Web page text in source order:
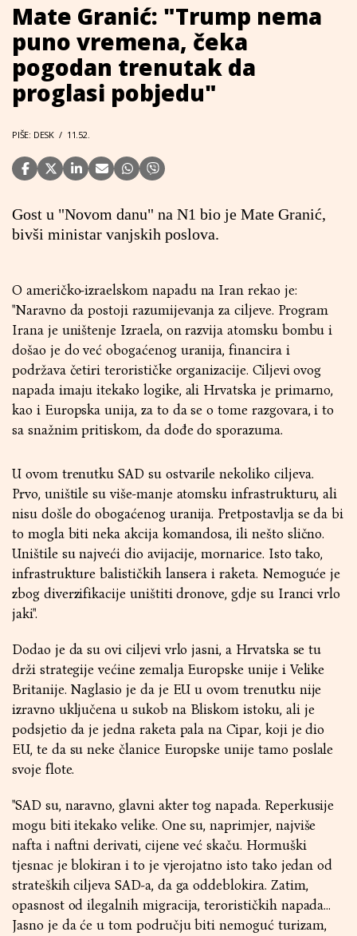
Mate Granić: "Trump nema
puno vremena, čeka
pogodan trenutak da
proglasi pobjedu"
PIŠE: DESK / 11.52.
Gost u "Novom danu" na N1 bio je Mate Granić,
bivši ministar vanjskih poslova.
O američko-izraelskom napadu na Iran rekao je:
"Naravno da postoji razumijevanja za ciljeve. Program
Irana je uništenje Izraela, on razvija atomsku bombu i
došao je do već obogaćenog uranija, financira i
podržava četiri terorističke organizacije. Ciljevi ovog
napada imaju itekako logike, ali Hrvatska je primarno,
kao i Europska unija, za to da se o tome razgovara, i to
sa snažnim pritiskom, da dođe do sporazuma.
U ovom trenutku SAD su ostvarile nekoliko ciljeva.
Prvo, uništile su više-manje atomsku infrastrukturu, ali
nisu došle do obogaćenog uranija. Pretpostavlja se da bi
to mogla biti neka akcija komandosa, ili nešto slično.
Uništile su najveći dio avijacije, mornarice. Isto tako,
infrastrukture balističkih lansera i raketa. Nemoguće je
zbog diverzifikacije uništiti dronove, gdje su Iranci vrlo
jaki".
Dodao je da su ovi ciljevi vrlo jasni, a Hrvatska se tu
drži strategije većine zemalja Europske unije i Velike
Britanije. Naglasio je da je EU u ovom trenutku nije
izravno uključena u sukob na Bliskom istoku, ali je
podsjetio da je jedna raketa pala na Cipar, koji je dio
EU, te da su neke članice Europske unije tamo poslale
svoje flote.
"SAD su, naravno, glavni akter tog napada. Reperkusije
mogu biti itekako velike. One su, naprimjer, najviše
nafta i naftni derivati, cijene već skaču. Hormuški
tjesnac je blokiran i to je vjerojatno isto tako jedan od
strateških ciljeva SAD-a, da ga oddeblokira. Zatim,
opasnost od ilegalnih migracija, terorističkih napada...
Jasno je da će u tom području biti nemoguć turizam,